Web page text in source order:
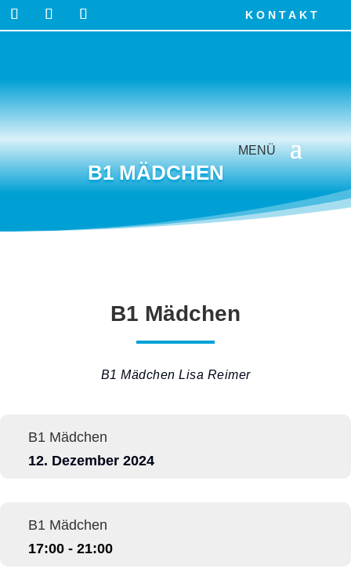
KONTAKT
B1 MÄDCHEN
B1 Mädchen
B1 Mädchen Lisa Reimer
B1 Mädchen
12. Dezember 2024
B1 Mädchen
17:00 - 21:00